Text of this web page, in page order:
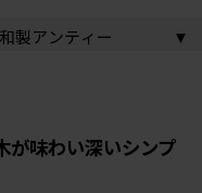
ンプルな踏み
味わい深いシンプ